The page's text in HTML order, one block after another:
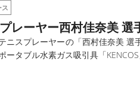
ス
レーヤー西村佳奈美 選
ニスプレーヤーの「西村佳奈美
ータブル水素ガス吸引具「